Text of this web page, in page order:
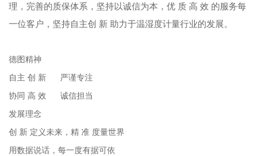
理，完善的质保体系，坚持以诚信为本，优 质 高 效 的服务每
一位客户，坚持自主创 新 助力于温湿度计量行业的发展。
德图精神
自主 创 新 严谨专注
协同 高 效 诚信担当
发展理念
创 新 定义未来，精 准 度量世界
用数据说话，每一度有据可依